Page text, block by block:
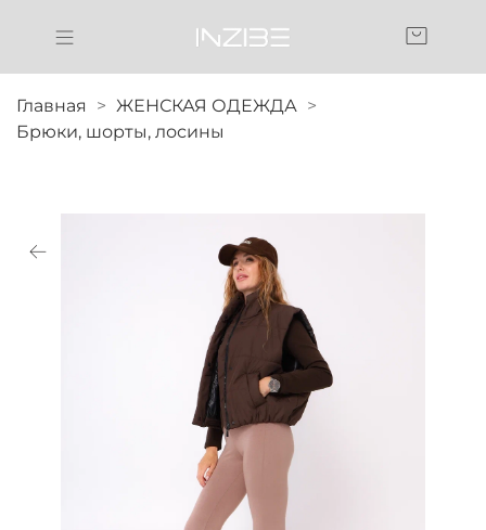
Главная
ЖЕНСКАЯ ОДЕЖДА
Брюки, шорты, лосины